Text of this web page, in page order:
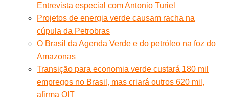
Entrevista especial com Antonio Turiel
Projetos de energia verde causam racha na
cúpula da Petrobras
O Brasil da Agenda Verde e do petróleo na foz do
Amazonas
Transição para economia verde custará 180 mil
empregos no Brasil, mas criará outros 620 mil,
afirma OIT